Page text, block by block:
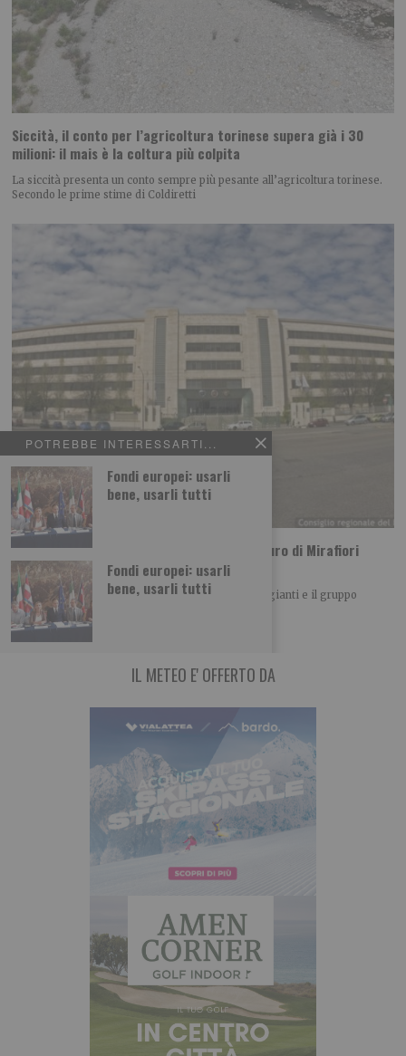
POTREBBE INTERESSARTI...
Fondi europei: usarli
bene, usarli tutti
Fondi europei: usarli
bene, usarli tutti
Siccità, il conto per l’agricoltura torinese supera già i 30
milioni: il mais è la coltura più colpita
La siccità presenta un conto sempre più pesante all’agricoltura torinese.
Secondo le prime stime di Coldiretti
Stellantis torna in utile, ma a Torino il futuro di Mirafiori
resta la vera sfida
I conti di Stellantis tornano a dare segnali incoraggianti e il gruppo
automobilistico sembra essersi lasciato
IL METEO E' OFFERTO DA